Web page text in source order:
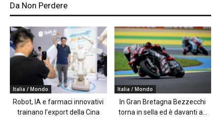
Da Non Perdere
Italia / Mondo
Robot, IA e farmaci innovativi
trainano l’export della Cina
Italia / Mondo
In Gran Bretagna Bezzecchi
torna in sella ed è davanti a...